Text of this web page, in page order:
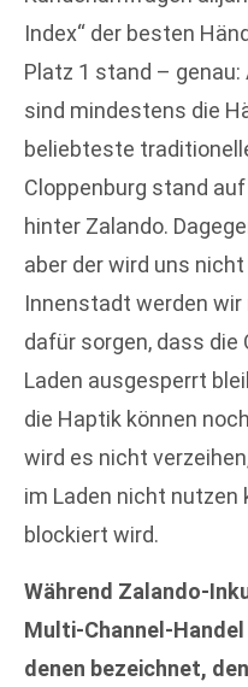
Index“ der besten
Platz 1 stand – genau:
sind mindestens die
beliebteste
Cloppenburg stand
hinter Zalando.
aber der wird uns
Innenstadt werden
dafür sorgen, dass die
Laden ausgesperrt
die Haptik können
wird es nicht
im Laden nicht nutzen
blockiert wird.
Während Zalando-
Multi-Channel-
denen bezeichnet,